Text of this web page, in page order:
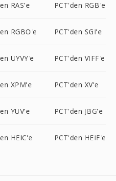
RAS'e PCT'den RGB'e
RGBO'e PCT'den SGI'e
UYVY'e PCT'den VIFF'e
XPM'e PCT'den XV'e
YUV'e PCT'den JBG'e
HEIC'e PCT'den HEIF'e